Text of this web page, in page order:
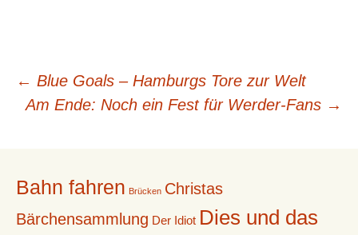
Beitragsnavigation
← Blue Goals – Hamburgs Tore zur Welt
Am Ende: Noch ein Fest für Werder-Fans →
Bahn fahren Brücken Christas
Bärchensammlung Der Idiot Dies und das